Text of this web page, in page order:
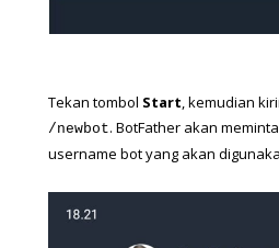
Tekan tombol Start
/newbot. BotFather akan
username bot yang akan